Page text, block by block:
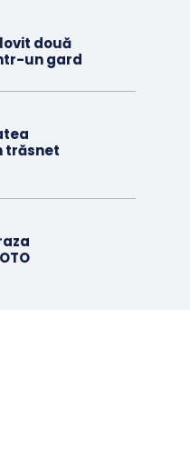
două
un gard
trăsnet